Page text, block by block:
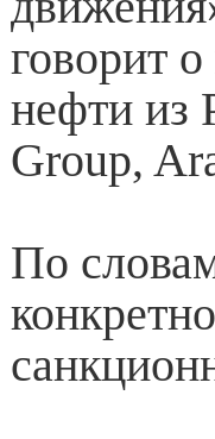
говорит
нефти из
Group,
По